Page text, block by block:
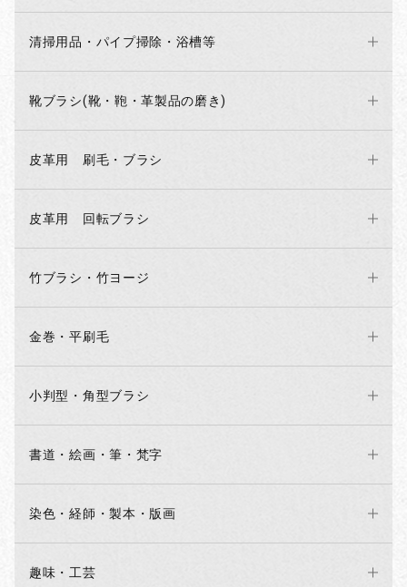
清掃用品・パイプ掃除・浴槽等
靴ブラシ(靴・鞄・革製品の磨き)
皮革用 刷毛・ブラシ
皮革用 回転ブラシ
竹ブラシ・竹ヨージ
金巻・平刷毛
小判型・角型ブラシ
書道・絵画・筆・梵字
染色・経師・製本・版画
趣味・工芸